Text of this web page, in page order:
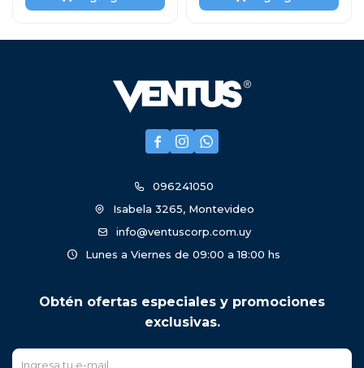
  
096241050
Isabela 3265, Montevideo
info@ventuscorp.com.uy
Lunes a Viernes de 09:00 a 18:00 hs
Obtén ofertas especiales y promociones
exclusivas.